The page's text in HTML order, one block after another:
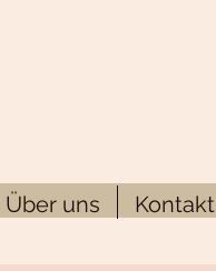
Über uns Kontakt